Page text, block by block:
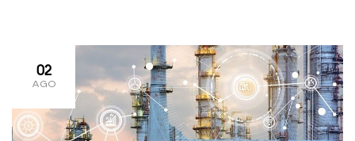
internacionalmente reconocidas. En este sentido,
adoptan un enfoque holístico y necesariamente […]
02
AGO